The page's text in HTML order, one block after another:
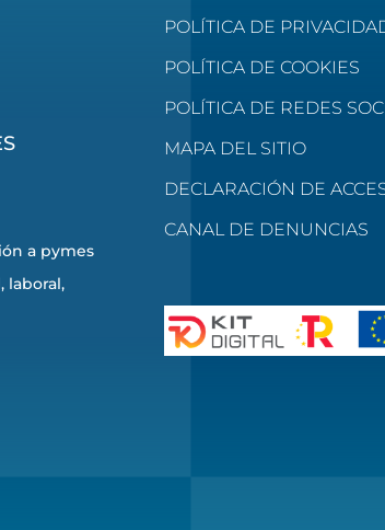
a pymes
laboral,
POLÍTICA DE
POLÍTICA DE COOKIES
POLÍTICA DE REDES
MAPA DEL SITIO
DECLARACIÓN DE
CANAL DE DENUNCIAS